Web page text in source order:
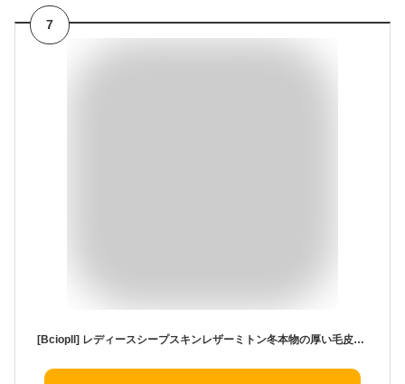
7
[Bciopll] レディースシープスキンレザーミトン冬本物の厚い毛皮のような暖かい防寒日常着ドライビンググローブ